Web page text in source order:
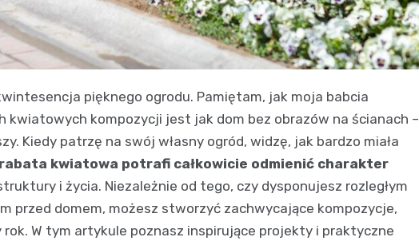
pięknego ogrodu. Pamiętam, jak moja babcia
kwiatowych kompozycji jest jak dom bez obrazów na ścianach –
Kiedy patrzę na swój własny ogród, widzę, jak bardzo miała
kwiatowa potrafi całkowicie odmienić charakter
i życia. Niezależnie od tego, czy dysponujesz rozległym
przed domem, możesz stworzyć zachwycające kompozycje,
rok. W tym artykule poznasz inspirujące projekty i praktyczne